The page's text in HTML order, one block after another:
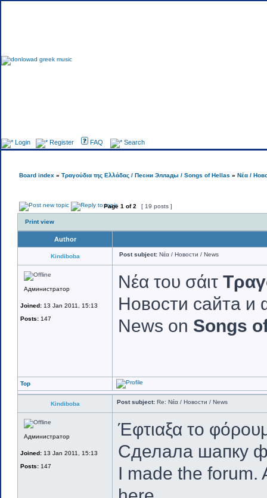
Login Register FAQ Search
Board index » Τραγούδια της Ελλάδας / Песни Эллады / Songs of Hellas » Νέα /
Page 1 of2 [ 19 posts ]
Print view
Author
Kindiboba Post subject: Νέα / Новости / News
Администратор
Joined: 13 Jan 2011, 15:13
Posts: 147
Νέα του σάιτ
Новости сайта
News on Songs
Top
Kindiboba Post subject: Re: Νέα / Новости / News
Администратор
Joined: 13 Jan 2011, 15:13
Posts: 147
Έφτιαξα το
Сделала шапку
I made the forum.